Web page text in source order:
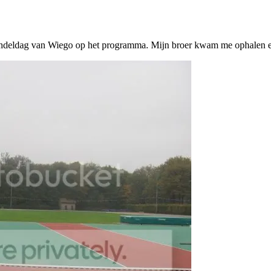
van Wiego op het programma. Mijn broer kwam me